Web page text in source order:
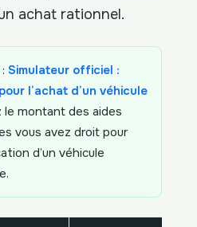
achat rationnel.
: Simulateur officiel :
l’achat d’un véhicule
le montant des aides
vous avez droit pour
d’un véhicule